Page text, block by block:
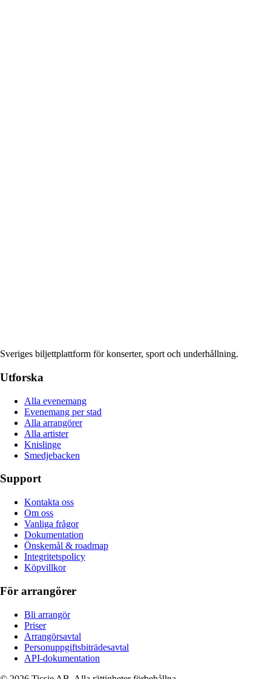
Sveriges biljettplattform för konserter, sport och underhållning.
Utforska
Alla evenemang
Evenemang per stad
Alla arrangörer
Alla artister
Knislinge
Smedjebacken
Support
Kontakta oss
Om oss
Vanliga frågor
Dokumentation
Önskemål & roadmap
Integritetspolicy
Köpvillkor
För arrangörer
Bli arrangör
Priser
Arrangörsavtal
Personuppgiftsbiträdesavtal
API-dokumentation